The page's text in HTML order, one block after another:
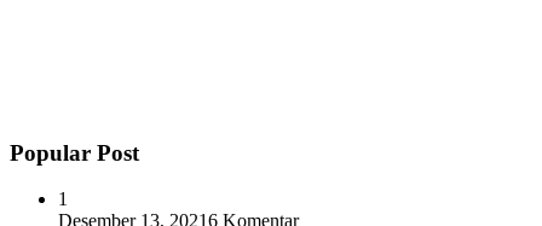
Popular Post
1
Desember 13, 20216 Komentar